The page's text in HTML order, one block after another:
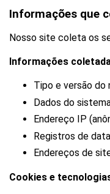
Informações que
Nosso site coleta os
Informações
Tipo e versão do
Dados do
Endereço IP
Registros de
Endereços de
Cookies e